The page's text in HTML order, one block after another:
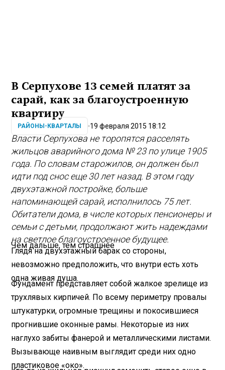
В Серпухове 13 семей платят за
сарай, как за благоустроенную
квартиру
РАЙОНЫ-КВАРТАЛЫ 19 февраля 2015 18:12
Власти Серпухова не торопятся расселять
жильцов аварийного дома № 23 по улице 1905
года. По словам старожилов, он должен был
идти под снос еще 30 лет назад. В этом году
двухэтажной постройке, больше
напоминающей сарай, исполнилось 75 лет.
Обитатели дома, в числе которых пенсионеры и
семьи с детьми, продолжают жить надеждами
на светлое благоустроенное будущее.
Чем дальше, тем страшнее
Глядя на двухэтажный барак со стороны,
невозможно предположить, что внутри есть хоть
одна живая душа.
Фундамент представляет собой жалкое зрелище из
трухлявых кирпичей. По всему периметру провалы
штукатурки, огромные трещины и покосившиеся
прогнившие оконные рамы. Некоторые из них
наглухо забиты фанерой и металлическими листами.
Вызывающе наивным выглядит среди них одно
пластиковое «око».